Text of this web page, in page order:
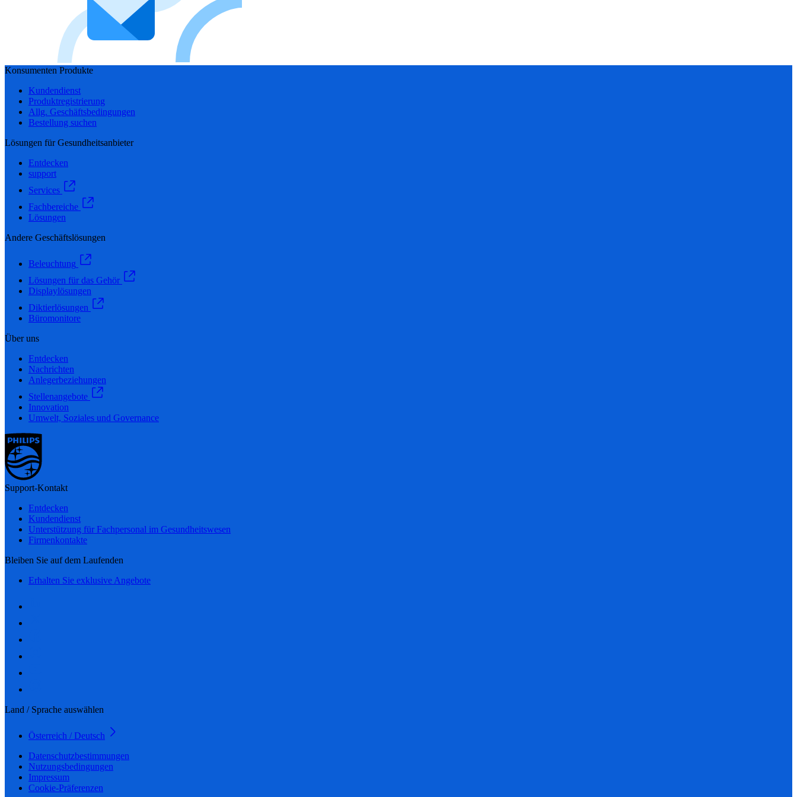
Konsumenten Produkte
Kundendienst
Produktregistrierung
Allg. Geschäftsbedingungen
Bestellung suchen
Lösungen für Gesundheitsanbieter
Entdecken
support
Services
Fachbereiche
Lösungen
Andere Geschäftslösungen
Beleuchtung
Lösungen für das Gehör
Displaylösungen
Diktierlösungen
Büromonitore
Über uns
Entdecken
Nachrichten
Anlegerbeziehungen
Stellenangebote
Innovation
Umwelt, Soziales und Governance
Support-Kontakt
Entdecken
Kundendienst
Unterstützung für Fachpersonal im Gesundheitswesen
Firmenkontakte
Bleiben Sie auf dem Laufenden
Erhalten Sie exklusive Angebote
Land / Sprache auswählen
Österreich / Deutsch
Datenschutzbestimmungen
Nutzungsbedingungen
Impressum
Cookie-Präferenzen